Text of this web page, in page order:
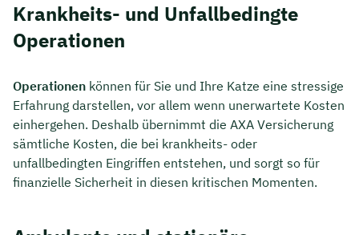
Krankheits- und Unfallbedingte
Operationen
Operationen können für Sie und Ihre Katze eine stressige
Erfahrung darstellen, vor allem wenn unerwartete Kosten
einhergehen. Deshalb übernimmt die AXA Versicherung
sämtliche Kosten, die bei krankheits- oder
unfallbedingten Eingriffen entstehen, und sorgt so für
finanzielle Sicherheit in diesen kritischen Momenten.